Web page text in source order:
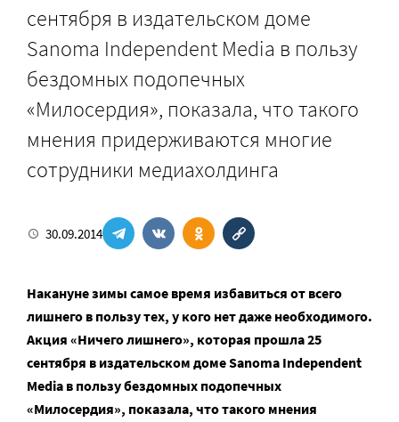
сентября в издательском доме
Sanoma Independent Media в пользу
бездомных подопечных
«Милосердия», показала, что такого
мнения придерживаются многие
сотрудники медиахолдинга
30.09.2014
Накануне зимы самое время избавиться от всего
лишнего в пользу тех, у кого нет даже необходимого.
Акция «Ничего лишнего», которая прошла 25
сентября в издательском доме Sanoma Independent
Media в пользу бездомных подопечных
«Милосердия», показала, что такого мнения